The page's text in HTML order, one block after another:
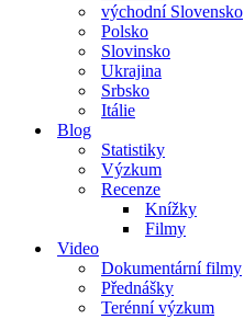
východní Slovensko
Polsko
Slovinsko
Ukrajina
Srbsko
Itálie
Blog
Statistiky
Výzkum
Recenze
Knížky
Filmy
Video
Dokumentární filmy
Přednášky
Terénní výzkum